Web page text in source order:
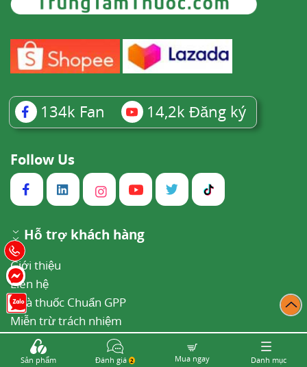
134k Fan 14,2k Đăng ký
Follow Us
Hỗ trợ khách hàng
Giới thiệu
Liên hệ
Nhà thuốc Chuẩn GPP
Miễn trừ trách nhiệm
Thông báo nội dung không chính xác
Khiếu nại chất lượng dịch vụ
Sản phẩm Đánh giá 2 Mua ngay Danh mục